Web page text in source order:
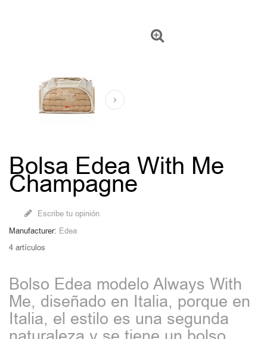
Bolsa Edea With Me
Champagne
Escribe tu opinión
Manufacturer: Edea
4 artículos
Bolso Edea modelo Always With
Me, diseñado en Italia, porque en
Italia, el estilo es una segunda